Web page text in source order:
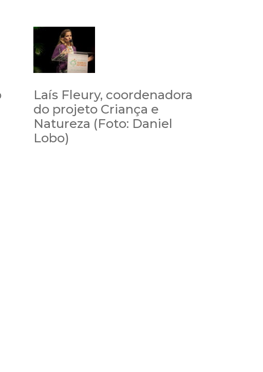
Laís Fleury, coordenadora
do projeto Criança e
Natureza (Foto: Daniel
Lobo)